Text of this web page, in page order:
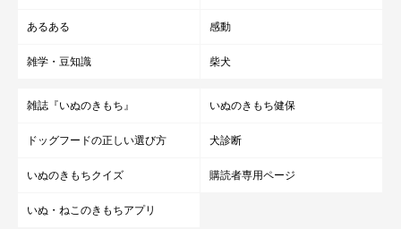
あるある 感動
雑学・豆知識 柴犬
雑誌『いぬのきもち』 いぬのきもち健保
ドッグフードの正しい選び方 犬診断
いぬのきもちクイズ 購読者専用ページ
いぬ・ねこのきもちアプリ